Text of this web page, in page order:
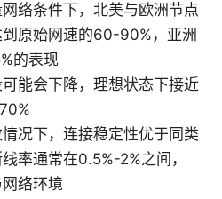
络条件下，北美与欧洲节点
原始网速的60-90%，亚洲
的表现
能会下降，理想状态下接近
况下，连接稳定性优于同类
率通常在0.5%-2%之间，
络环境